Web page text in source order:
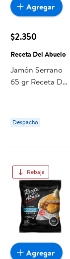
$2.350
Receta Del Abuelo
Jamón Serrano
65 gr Receta Del
Despacho
Agregar
Rebaja
Agregar